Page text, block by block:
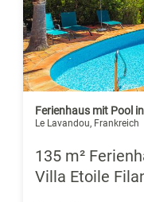
Ferienhaus mit Pool
Le Lavandou, Frankreich
135 m²
Villa Etoile